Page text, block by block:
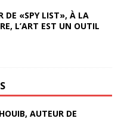
DE «SPY LIST», À LA
L’ART EST UN OUTIL
AUTEUR DE